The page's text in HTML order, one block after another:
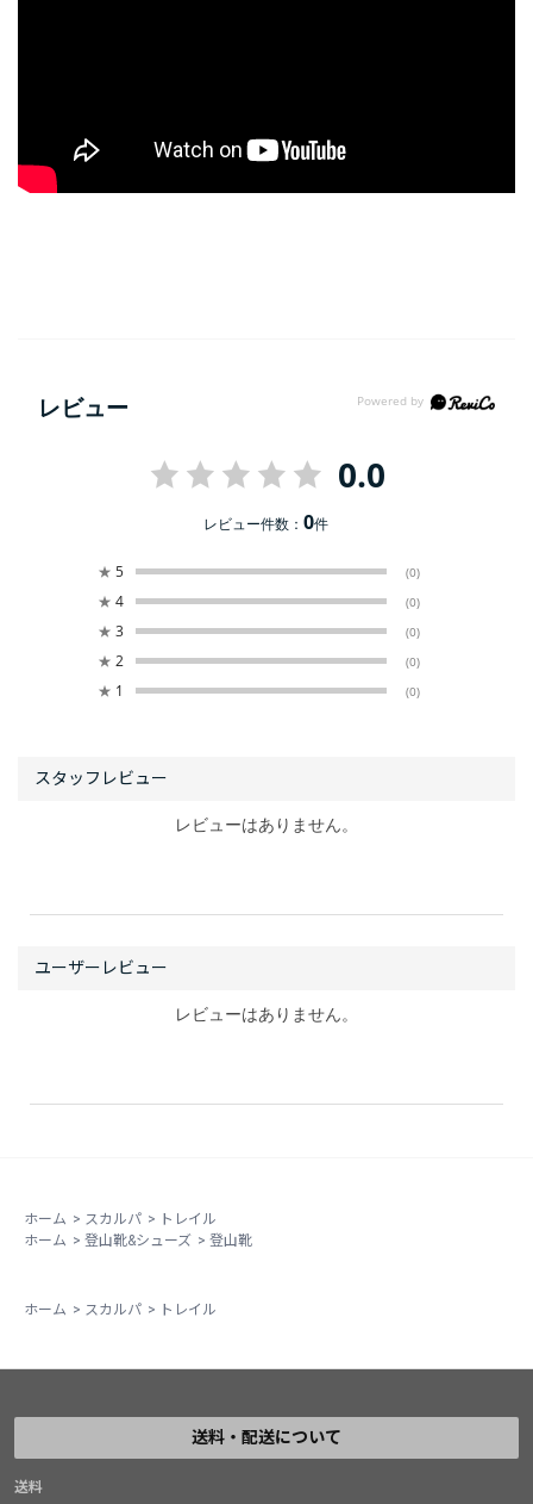
レビュー
0.0
レビュー件数：0件
★ 5 (0)
★ 4 (0)
★ 3 (0)
★ 2 (0)
★ 1 (0)
レビューはありません。
レビューはありません。
ホーム > スカルパ > トレイル
ホーム > 登山靴&シューズ > 登山靴
ホーム > スカルパ > トレイル
送料・配送について
送料